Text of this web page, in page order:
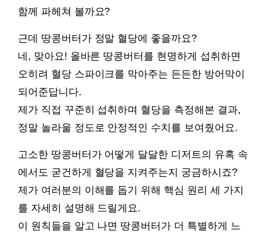
함께 파헤쳐 볼까요?
근데 땅콩버터가 정말 혈당에 좋을까요?
네, 맞아요! 올바른 땅콩버터를 현명하게 섭취하면
오히려 혈당 스파이크를 막아주는 든든한 방어막이
되어준답니다.
제가 직접 꾸준히 섭취하며 혈당을 측정해본 결과,
정말 놀라울 정도로 안정적인 수치를 보여줬어요.
고소한 땅콩버터가 어떻게 달달한 디저트의 유혹 속
에서도 굳건하게 혈당을 지켜주는지 궁금하시죠?
제가 여러분의 이해를 돕기 위해 핵심 원리 세 가지
를 자세히 설명해 드릴게요.
이 원칙들을 알고 나면 땅콩버터가 더 특별하게 느